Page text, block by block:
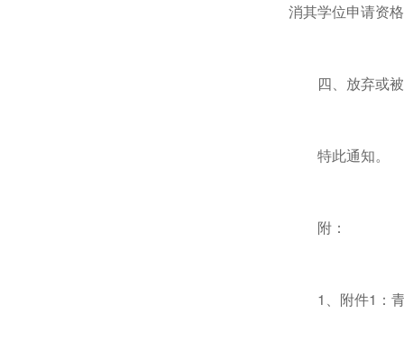
消其学位申请资
四、放弃或
特此通知。
附：
1、附件1：